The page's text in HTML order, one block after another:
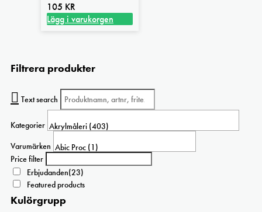
105 KR
Lägg i varukorgen
Filtrera produkter
Text search
Kategorier
Varumärken
Price filter
Erbjudanden(23)
Featured products
Kulörgrupp